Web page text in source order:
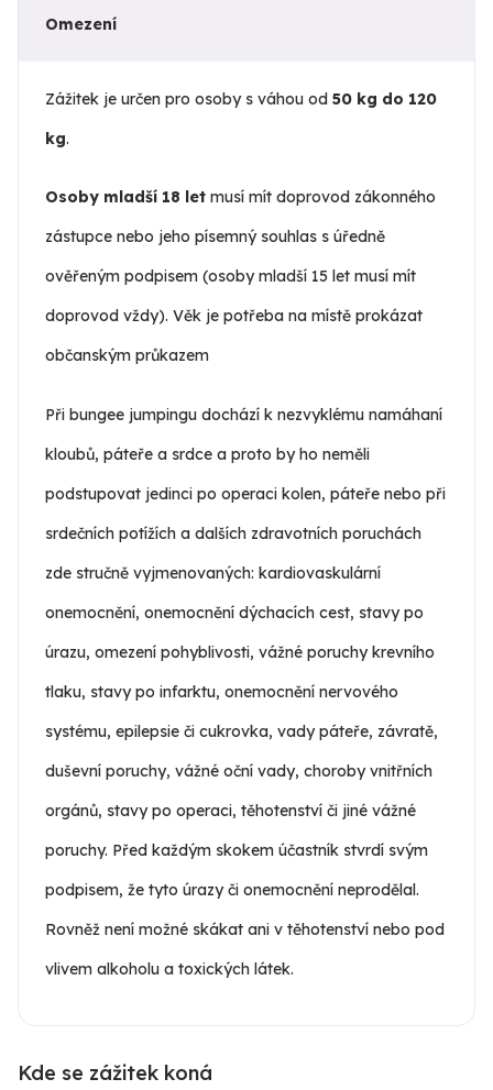
Omezení
Zážitek je určen pro osoby s váhou od 50 kg do 120
kg.
Osoby mladší 18 let musí mít doprovod zákonného
zástupce nebo jeho písemný souhlas s úředně
ověřeným podpisem (osoby mladší 15 let musí mít
doprovod vždy). Věk je potřeba na místě prokázat
občanským průkazem
Při bungee jumpingu dochází k nezvyklému namáhaní
kloubů, páteře a srdce a proto by ho neměli
podstupovat jedinci po operaci kolen, páteře nebo při
srdečních potížích a dalších zdravotních poruchách
zde stručně vyjmenovaných: kardiovaskulární
onemocnění, onemocnění dýchacích cest, stavy po
úrazu, omezení pohyblivosti, vážné poruchy krevního
tlaku, stavy po infarktu, onemocnění nervového
systému, epilepsie či cukrovka, vady páteře, závratě,
duševní poruchy, vážné oční vady, choroby vnitřních
orgánů, stavy po operaci, těhotenství či jiné vážné
poruchy. Před každým skokem účastník stvrdí svým
podpisem, že tyto úrazy či onemocnění neprodělal.
Rovněž není možné skákat ani v těhotenství nebo pod
vlivem alkoholu a toxických látek.
Kde se zážitek koná